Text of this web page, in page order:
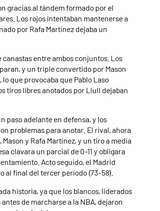
gracias al tándem formado por el
Los rojos intentaban mantenerse a
por Rafa Martínez dejaba un
entre ambos conjuntos. Los
y un triple convertido por Mason
que provocaba que Pablo Laso
tiros libres anotados por Llull dejaban
paso adelante en defensa, y los
problemas para anotar. El rival, ahora
y Rafa Martínez, y un tiro a media
clavara un parcial de 0-11 y obligara
Acto seguido, el Madrid
al final del tercer periodo (73-58).
historia, ya que los blancos, liderados
de marcharse a la NBA, dejaron